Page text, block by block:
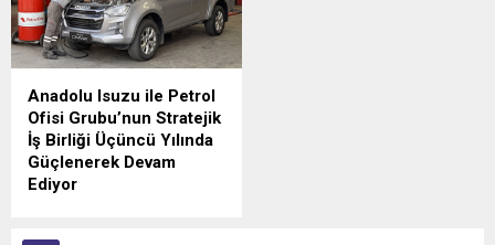
markalarından Kadoil
arasında özel bir iş birliğine
imza atıldı.
Anadolu Isuzu ile Petrol
Ofisi Grubu’nun Stratejik
İş Birliği Üçüncü Yılında
Güçlenerek Devam
Ediyor